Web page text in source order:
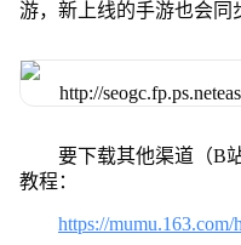
游，新上线的手游也会同
要下载其他渠道（B
教程：
https://